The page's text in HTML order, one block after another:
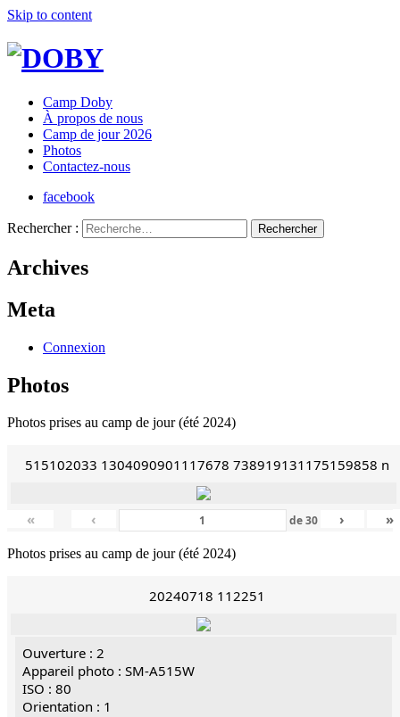
Skip to content
Camp Doby
À propos de nous
Camp de jour 2026
Photos
Contactez-nous
facebook
Rechercher :
Archives
Meta
Connexion
Photos
Photos prises au camp de jour (été 2024)
515102033 1304090901117678 738919131175159858 n
« ‹ de30 › »
Photos prises au camp de jour (été 2024)
20240718 112251
Ouverture : 2
Appareil photo : SM-A515W
ISO : 80
Orientation : 1